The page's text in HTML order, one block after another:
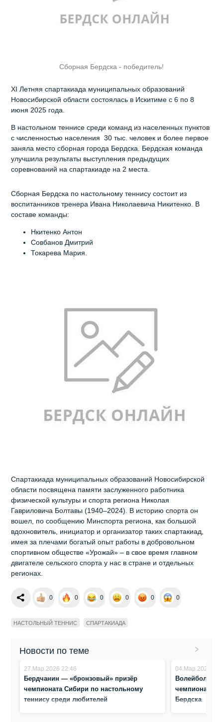
Сборная Бердска - победитель!
XI Летняя спартакиада муниципальных образований
Новосибирской области состоялась в Искитиме с 6 по 8
июня 2025 года.
В настольном теннисе среди команд из населенных пунктов
с численностью населения 30 тыс. человек и более первое
заняла место сборная города Бердска. Бердская команда
улучшила результаты выступления предыдущих
соревнований на спартакиаде на 2 места.
Сборная Бердска по настольному теннису состоит из
воспитанников тренера Ивана Николаевича Никитенко. В
составе команды:
Нкитенко Антон
Совбанов Дмитрий
Токарева Мария.
Спартакиада муниципальных образований Новосибирской
области посвящена памяти заслуженного работника
физической культуры и спорта региона Николая
Гавриловича Болтавы (1940–2024). В историю спорта он
вошел, по сообщению Минспорта региона, как большой
вдохновитель, инициатор и организатор таких спартакиад,
имея за плечами богатый опыт работы в добровольном
спортивном обществе «Урожай» – в свое время главном
двигателе сельского спорта у нас в стране и отдельных
регионах.
0 0 0 0 0 0
НАСТОЛЬНЫЙ ТЕННИС СПАРТАКИАДА
Новости по теме
27.Мар.2026 22:46
Бердчанин — «бронзовый» призёр
чемпионата Сибири по настольному
теннису среди любителей
04.Мар.2026
чемпиона на
Бердска